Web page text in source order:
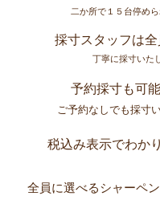
二か所で１５台停め
採寸スタッフは全
丁寧に採寸いた
予約採寸も可能
ご予約なしでも採寸
税込み表示でわか
全員に選べるシャーペ